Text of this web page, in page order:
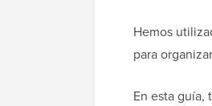
Hemos
para
En esta guía,